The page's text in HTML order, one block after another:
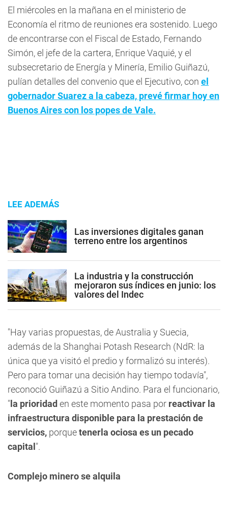
El miércoles en la mañana en el ministerio de
Economía el ritmo de reuniones era sostenido. Luego
de encontrarse con el Fiscal de Estado, Fernando
Simón, el jefe de la cartera, Enrique Vaquié, y el
subsecretario de Energía y Minería, Emilio Guiñazú,
pulían detalles del convenio que el Ejecutivo, con el
gobernador Suarez a la cabeza, prevé firmar hoy en
Buenos Aires con los popes de Vale.
LEE ADEMÁS
Las inversiones digitales ganan
terreno entre los argentinos
La industria y la construcción
mejoraron sus índices en junio: los
valores del Indec
"Hay varias propuestas, de Australia y Suecia,
además de la Shanghai Potash Research (NdR: la
única que ya visitó el predio y formalizó su interés).
Pero para tomar una decisión hay tiempo todavía",
reconoció Guiñazú a Sitio Andino. Para el funcionario,
" la prioridad en este momento pasa por reactivar la
infraestructura disponible para la prestación de
servicios, porquetenerla ociosa es un pecado
capital ".
Complejo minero se alquila